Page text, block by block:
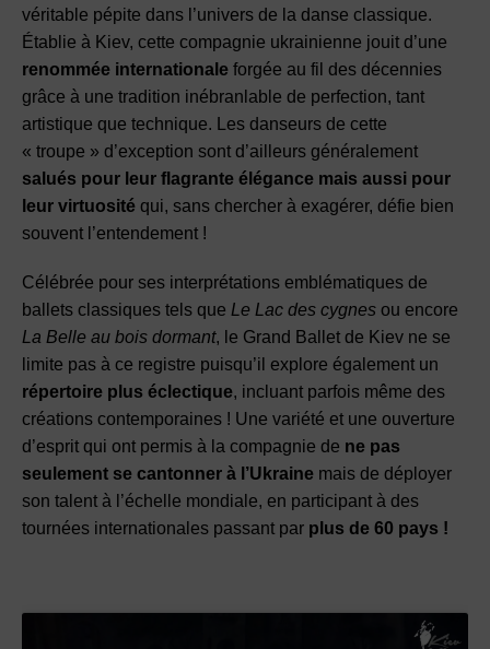
véritable pépite dans l’univers de la danse classique.
Établie à Kiev, cette compagnie ukrainienne jouit d’une
renommée internationale forgée au fil des décennies
grâce à une tradition inébranlable de perfection, tant
artistique que technique. Les danseurs de cette
« troupe » d’exception sont d’ailleurs généralement
salués pour leur flagrante élégance mais aussi pour
leur virtuosité qui, sans chercher à exagérer, défie bien
souvent l’entendement !
Célébrée pour ses interprétations emblématiques de
ballets classiques tels que Le Lac des cygnes ou encore
La Belle au bois dormant, le Grand Ballet de Kiev ne se
limite pas à ce registre puisqu’il explore également un
répertoire plus éclectique, incluant parfois même des
créations contemporaines ! Une variété et une ouverture
d’esprit qui ont permis à la compagnie de ne pas
seulement se cantonner à l’Ukraine mais de déployer
son talent à l’échelle mondiale, en participant à des
tournées internationales passant par plus de 60 pays !